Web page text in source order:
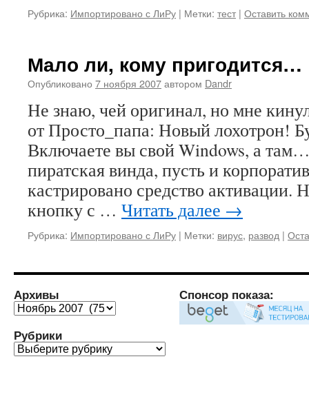
Рубрика: Импортировано с ЛиРу | Метки: тест | Оставить
Мало ли, кому пригодится…
Опубликовано 7 ноября 2007автором Dandr
Не знаю, чей оригинал, но мне
от Просто_папа: Новый лохотрон!
Включаете вы свой Windows, а
пиратская винда, пусть и
кастрировано средство активации.
кнопку с … Читать далее →
Рубрика: Импортировано с ЛиРу | Метки: вирус, развод |
Архивы
Архивы
Рубрики
Рубрики
Спонсор показа: